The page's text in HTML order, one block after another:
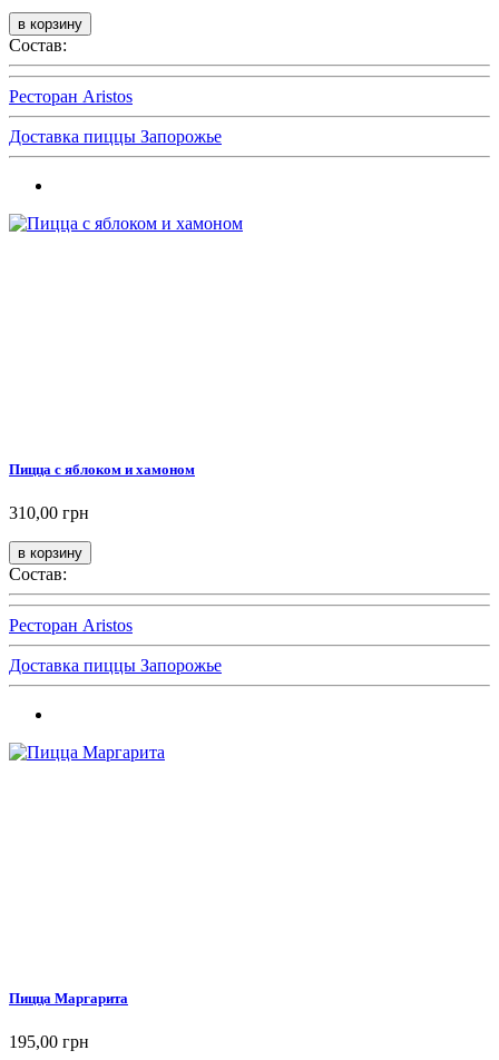
Состав:
Ресторан Aristos
Доставка пиццы Запорожье
Пицца с яблоком и хамоном
310,00 грн
Состав:
Ресторан Aristos
Доставка пиццы Запорожье
Пицца Маргарита
195,00 грн